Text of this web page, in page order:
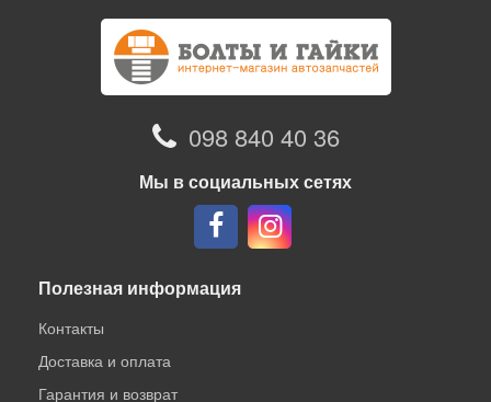
098 840 40 36
Мы в социальных сетях
Полезная информация
Контакты
Доставка и оплата
Гарантия и возврат